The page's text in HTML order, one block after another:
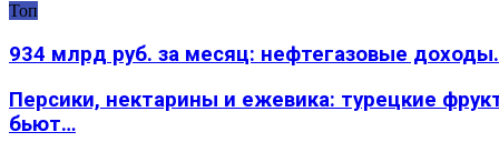
Топ
934 млрд руб. за месяц: нефтегазовые
Персики, нектарины и ежевика: турецкие
бьют…